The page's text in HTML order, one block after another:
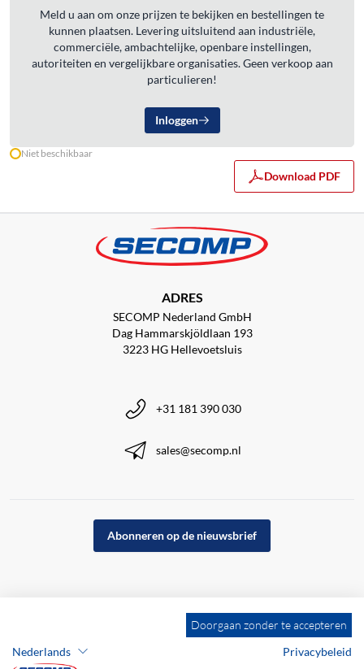
Meld u aan om onze prijzen te bekijken en bestellingen te
kunnen plaatsen. Levering uitsluitend aan industriële,
commerciële, ambachtelijke, openbare instellingen,
autoriteiten en vergelijkbare organisaties. Geen verkoop aan
particulieren!
Inloggen
Niet beschikbaar
Download PDF
ADRES
SECOMP Nederland GmbH
Dag Hammarskjöldlaan 193
3223 HG Hellevoetsluis
+31 181 390 030
sales@secomp.nl
Abonneren op de nieuwsbrief
Doorgaan zonder te accepteren
Nederlands
Privacybeleid